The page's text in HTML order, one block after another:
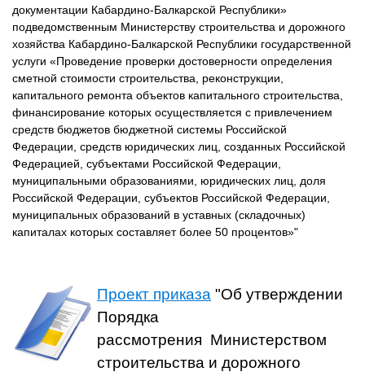
документации Кабардино-Балкарской Республики»
подведомственным Министерству строительства и дорожного
хозяйства Кабардино-Балкарской Республики государственной
услуги «Проведение проверки достоверности определения
сметной стоимости строительства, реконструкции,
капитального ремонта объектов капитального строительства,
финансирование которых осуществляется с привлечением
средств бюджетов бюджетной системы Российской
Федерации, средств юридических лиц, созданных Российской
Федерацией, субъектами Российской Федерации,
муниципальными образованиями, юридических лиц, доля
Российской Федерации, субъектов Российской Федерации,
муниципальных образований в уставных (складочных)
капиталах которых составляет более 50 процентов»"
Проект приказа "Об утверждении
Порядка
рассмотрения Министерством
строительства и дорожного